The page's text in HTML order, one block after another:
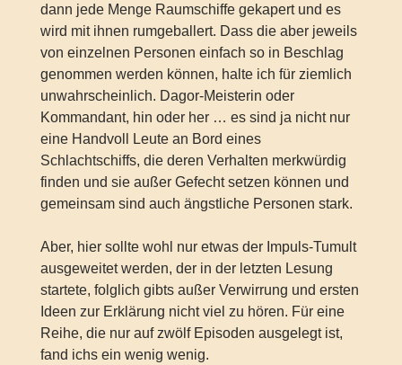
dann jede Menge Raumschiffe gekapert und es
wird mit ihnen rumgeballert. Dass die aber jeweils
von einzelnen Personen einfach so in Beschlag
genommen werden können, halte ich für ziemlich
unwahrscheinlich. Dagor-Meisterin oder
Kommandant, hin oder her … es sind ja nicht nur
eine Handvoll Leute an Bord eines
Schlachtschiffs, die deren Verhalten merkwürdig
finden und sie außer Gefecht setzen können und
gemeinsam sind auch ängstliche Personen stark.
Aber, hier sollte wohl nur etwas der Impuls-Tumult
ausgeweitet werden, der in der letzten Lesung
startete, folglich gibts außer Verwirrung und ersten
Ideen zur Erklärung nicht viel zu hören. Für eine
Reihe, die nur auf zwölf Episoden ausgelegt ist,
fand ichs ein wenig wenig.